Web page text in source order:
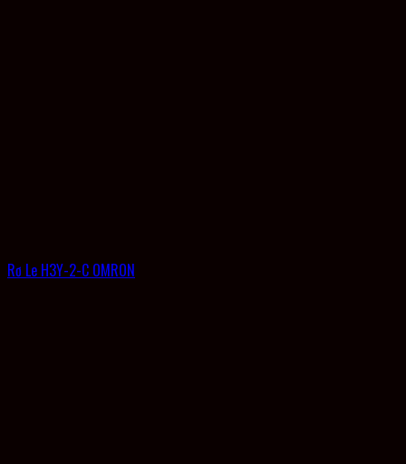
Rơ Le H3Y-2-C OMRON